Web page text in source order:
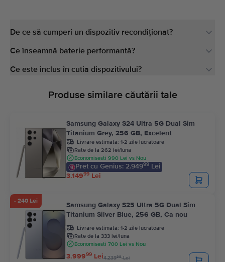
De ce să cumperi un dispozitiv recondiționat?
Ce înseamnă baterie performantă?
Ce este inclus în cutia dispozitivului?
Produse similare căutării tale
Samsung Galaxy S24 Ultra 5G Dual Sim
Titanium Grey, 256 GB, Excelent
Livrare estimata: 1-2 zile lucratoare
Rate de la 262 lei/luna
Economisesti 990 Lei vs Nou
Pret cu Genius: 2.94999 Lei
3.14999 Lei
- 240 Lei
Samsung Galaxy S25 Ultra 5G Dual Sim
Titanium Silver Blue, 256 GB, Ca nou
Livrare estimata: 1-2 zile lucratoare
Rate de la 333 lei/luna
Economisesti 700 Lei vs Nou
3.99999 Lei4.23999Lei